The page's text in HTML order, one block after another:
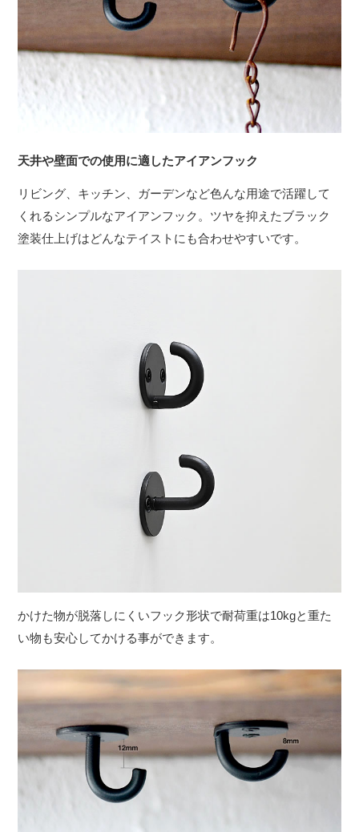
天井や壁面での使用に適したアイアンフック
リビング、キッチン、ガーデンなど色んな用途で活躍して
くれるシンプルなアイアンフック。ツヤを抑えたブラック
塗装仕上げはどんなテイストにも合わせやすいです。
かけた物が脱落しにくいフック形状で耐荷重は10kgと重た
い物も安心してかける事ができます。